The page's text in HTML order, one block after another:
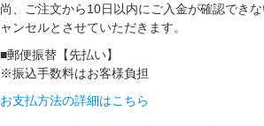
尚、ご注文から10日以内にご入金が確認でき
ャンセルとさせていただきます。
■郵便振替【先払い】
※振込手数料はお客様負担
お支払方法の詳細はこちら